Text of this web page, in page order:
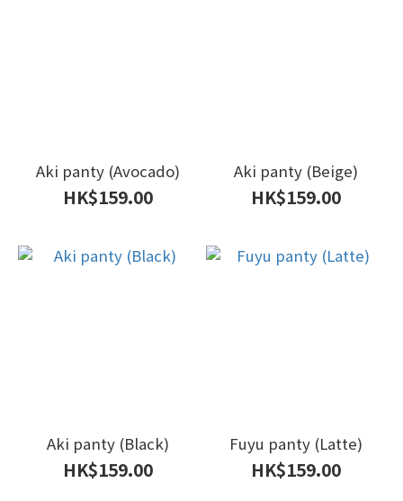
Aki panty (Avocado)
HK$159.00
Aki panty (Beige)
HK$159.00
Aki panty (Black)
HK$159.00
Fuyu panty (Latte)
HK$159.00